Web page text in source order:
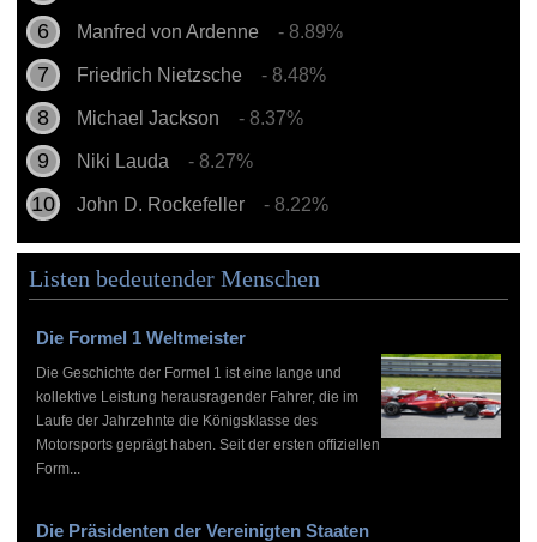
Manfred von Ardenne - 8.89%
Friedrich Nietzsche - 8.48%
Michael Jackson - 8.37%
Niki Lauda - 8.27%
John D. Rockefeller - 8.22%
Listen bedeutender Menschen
Die Formel 1 Weltmeister
Die Geschichte der Formel 1 ist eine lange und
kollektive Leistung herausragender Fahrer, die im
Laufe der Jahrzehnte die Königsklasse des
Motorsports geprägt haben. Seit der ersten offiziellen
Form...
Die Präsidenten der Vereinigten Staaten